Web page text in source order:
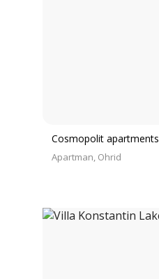
Cosmopolit apartments
Apartman Ohrid